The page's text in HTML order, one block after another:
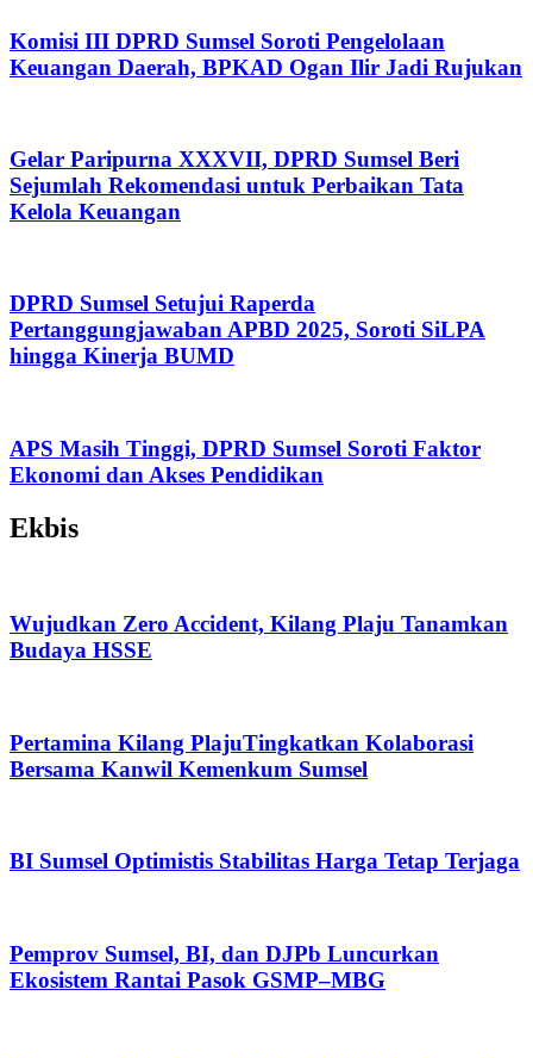
Komisi III DPRD Sumsel Soroti Pengelolaan
Keuangan Daerah, BPKAD Ogan Ilir Jadi Rujukan
Gelar Paripurna XXXVII, DPRD Sumsel Beri
Sejumlah Rekomendasi untuk Perbaikan Tata
Kelola Keuangan
DPRD Sumsel Setujui Raperda
Pertanggungjawaban APBD 2025, Soroti SiLPA
hingga Kinerja BUMD
APS Masih Tinggi, DPRD Sumsel Soroti Faktor
Ekonomi dan Akses Pendidikan
Ekbis
Wujudkan Zero Accident, Kilang Plaju Tanamkan
Budaya HSSE
Pertamina Kilang PlajuTingkatkan Kolaborasi
Bersama Kanwil Kemenkum Sumsel
BI Sumsel Optimistis Stabilitas Harga Tetap Terjaga
Pemprov Sumsel, BI, dan DJPb Luncurkan
Ekosistem Rantai Pasok GSMP–MBG